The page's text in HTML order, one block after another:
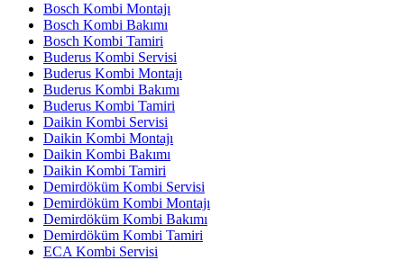
Bosch Kombi Montajı
Bosch Kombi Bakımı
Bosch Kombi Tamiri
Buderus Kombi Servisi
Buderus Kombi Montajı
Buderus Kombi Bakımı
Buderus Kombi Tamiri
Daikin Kombi Servisi
Daikin Kombi Montajı
Daikin Kombi Bakımı
Daikin Kombi Tamiri
Demirdöküm Kombi Servisi
Demirdöküm Kombi Montajı
Demirdöküm Kombi Bakımı
Demirdöküm Kombi Tamiri
ECA Kombi Servisi